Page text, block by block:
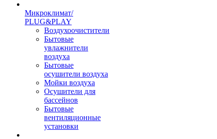
Микроклимат/
PLUG&PLAY
Воздухоочистители
Бытовые
увлажнители
воздуха
Бытовые
осушители воздуха
Мойки воздуха
Осушители для
бассейнов
Бытовые
вентиляционные
установки